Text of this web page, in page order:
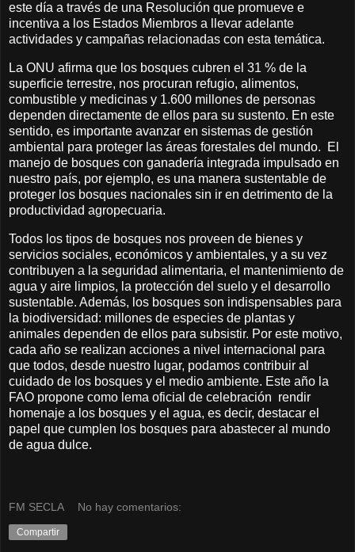
este día a través de una Resolución que promueve e
incentiva a los Estados Miembros a llevar adelante
actividades y campañas relacionadas con esta temática.
La ONU afirma que los bosques cubren el 31 % de la
superficie terrestre, nos procuran refugio, alimentos,
combustible y medicinas y 1.600 millones de personas
dependen directamente de ellos para su sustento. En este
sentido, es importante avanzar en sistemas de gestión
ambiental para proteger las áreas forestales del mundo. El
manejo de bosques con ganadería integrada impulsado en
nuestro país, por ejemplo, es una manera sustentable de
proteger los bosques nacionales sin ir en detrimento de la
productividad agropecuaria.
Todos los tipos de bosques nos proveen de bienes y
servicios sociales, económicos y ambientales, y a su vez
contribuyen a la seguridad alimentaria, el mantenimiento de
agua y aire limpios, la protección del suelo y el desarrollo
sustentable. Además, los bosques son indispensables para
la biodiversidad: millones de especies de plantas y
animales dependen de ellos para subsistir. Por este motivo,
cada año se realizan acciones a nivel internacional para
que todos, desde nuestro lugar, podamos contribuir al
cuidado de los bosques y el medio ambiente. Este año la
FAO propone como lema oficial de celebración rendir
homenaje a los bosques y el agua, es decir, destacar el
papel que cumplen los bosques para abastecer al mundo
de agua dulce.
FM SECLA No hay comentarios:
Compartir